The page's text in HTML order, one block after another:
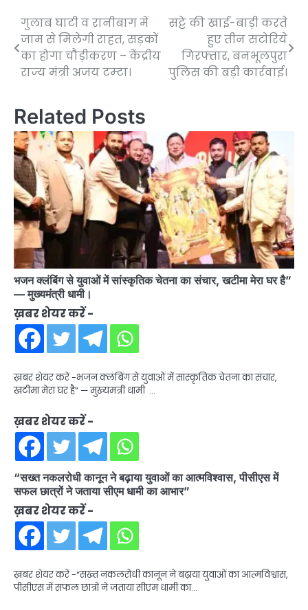
Post
navigation
गुलाब घाटी व रानीबाग में
जाम से मिलेगी राहत, सड़कों
का होगा चौड़ीकरण – केंद्रीय
राज्य मंत्री अजय टम्टा।
सट्टे की खाई-बाड़ी करते
हुए तीन सटोरिये
गिरफ्तार, बनभूलपुरा
पुलिस की बड़ी कार्रवाई।
Related Posts
भजन क्लंबिंग से युवाओं में सांस्कृतिक चेतना का संचार, खटीमा मेरा घर है”
— मुख्यमंत्री धामी।
ख़बर शेयर करें -
ख़बर शेयर करें -भजन क्लंबिंग से युवाओं में सांस्कृतिक चेतना का संचार,
खटीमा मेरा घर है” — मुख्यमंत्री धामी …
ख़बर शेयर करें -
“सख्त नकलरोधी कानून ने बढ़ाया युवाओं का आत्मविश्वास, पीसीएस में
सफल छात्रों ने जताया सीएम धामी का आभार”
ख़बर शेयर करें -
ख़बर शेयर करें -“सख्त नकलरोधी कानून ने बढ़ाया युवाओं का आत्मविश्वास,
पीसीएस में सफल छात्रों ने जताया सीएम धामी का…